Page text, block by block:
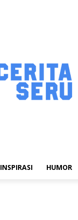
INSPIRASI HUMOR